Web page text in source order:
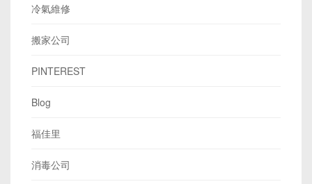
冷氣維修
搬家公司
PINTEREST
Blog
福佳里
消毒公司